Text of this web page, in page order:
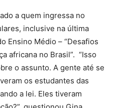
a quem ingressa no
inclusive na última
Ensino Médio – “Desafios
africana no Brasil”. “Isso
o assunto. A gente até se
os estudantes das
a lei. Eles tiveram